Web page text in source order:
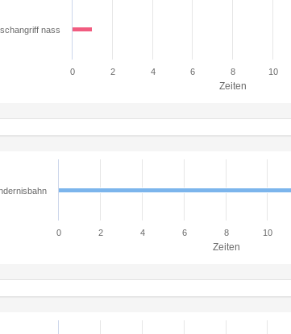
Zeiten
nass
0 2 4 6 8 10
Zeiten
0 2 4 6 8 10